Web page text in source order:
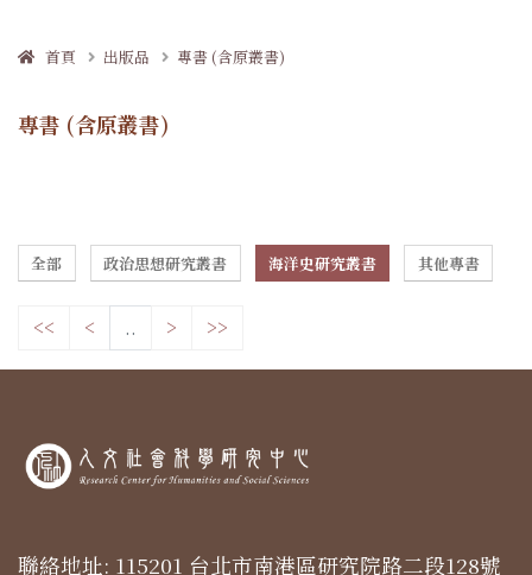
首頁 出版品 專書 (含原叢書)
專書 (含原叢書)
全部 政治思想研究叢書 海洋史研究叢書 其他專書
<< < .. > >>
聯絡地址: 115201 台北市南港區研究院路二段128號